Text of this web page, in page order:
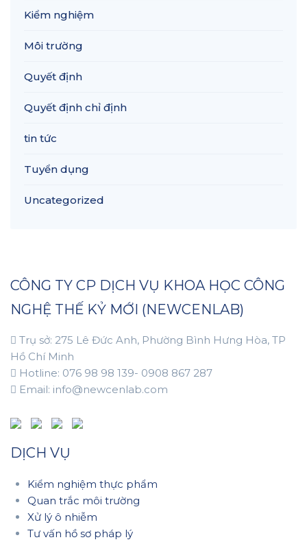
Kiểm nghiệm
Môi trường
Quyết định
Quyết định chỉ định
tin tức
Tuyển dụng
Uncategorized
CÔNG TY CP DỊCH VỤ KHOA HỌC CÔNG
NGHỆ THẾ KỶ MỚI (NEWCENLAB)
Trụ sở: 275 Lê Đức Anh, Phường Bình Hưng Hòa, TP
Hồ Chí Minh
Hotline: 076 98 98 139- 0908 867 287
Email: info@newcenlab.com
DỊCH VỤ
Kiểm nghiệm thực phẩm
Quan trắc môi trường
Xử lý ô nhiễm
Tư vấn hồ sơ pháp lý